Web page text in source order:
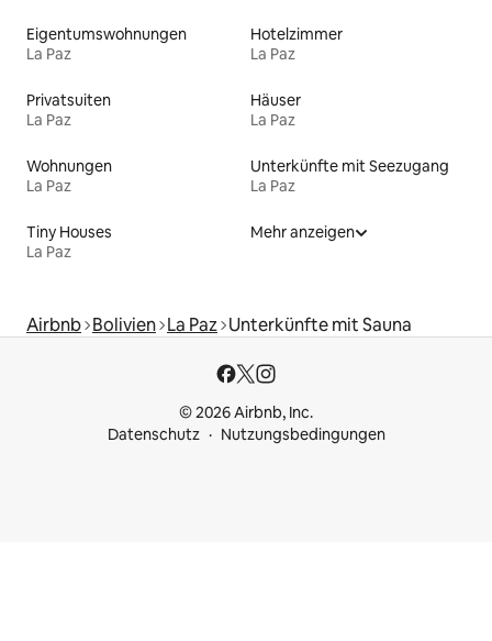
Eigentumswohnungen
La Paz
Hotelzimmer
La Paz
Privatsuiten
La Paz
Häuser
La Paz
Wohnungen
La Paz
Unterkünfte mit Seezugang
La Paz
Tiny Houses
La Paz
Mehr anzeigen
Airbnb Bolivien La Paz Unterkünfte mit Sauna
© 2026 Airbnb, Inc.
Datenschutz
Nutzungsbedingungen